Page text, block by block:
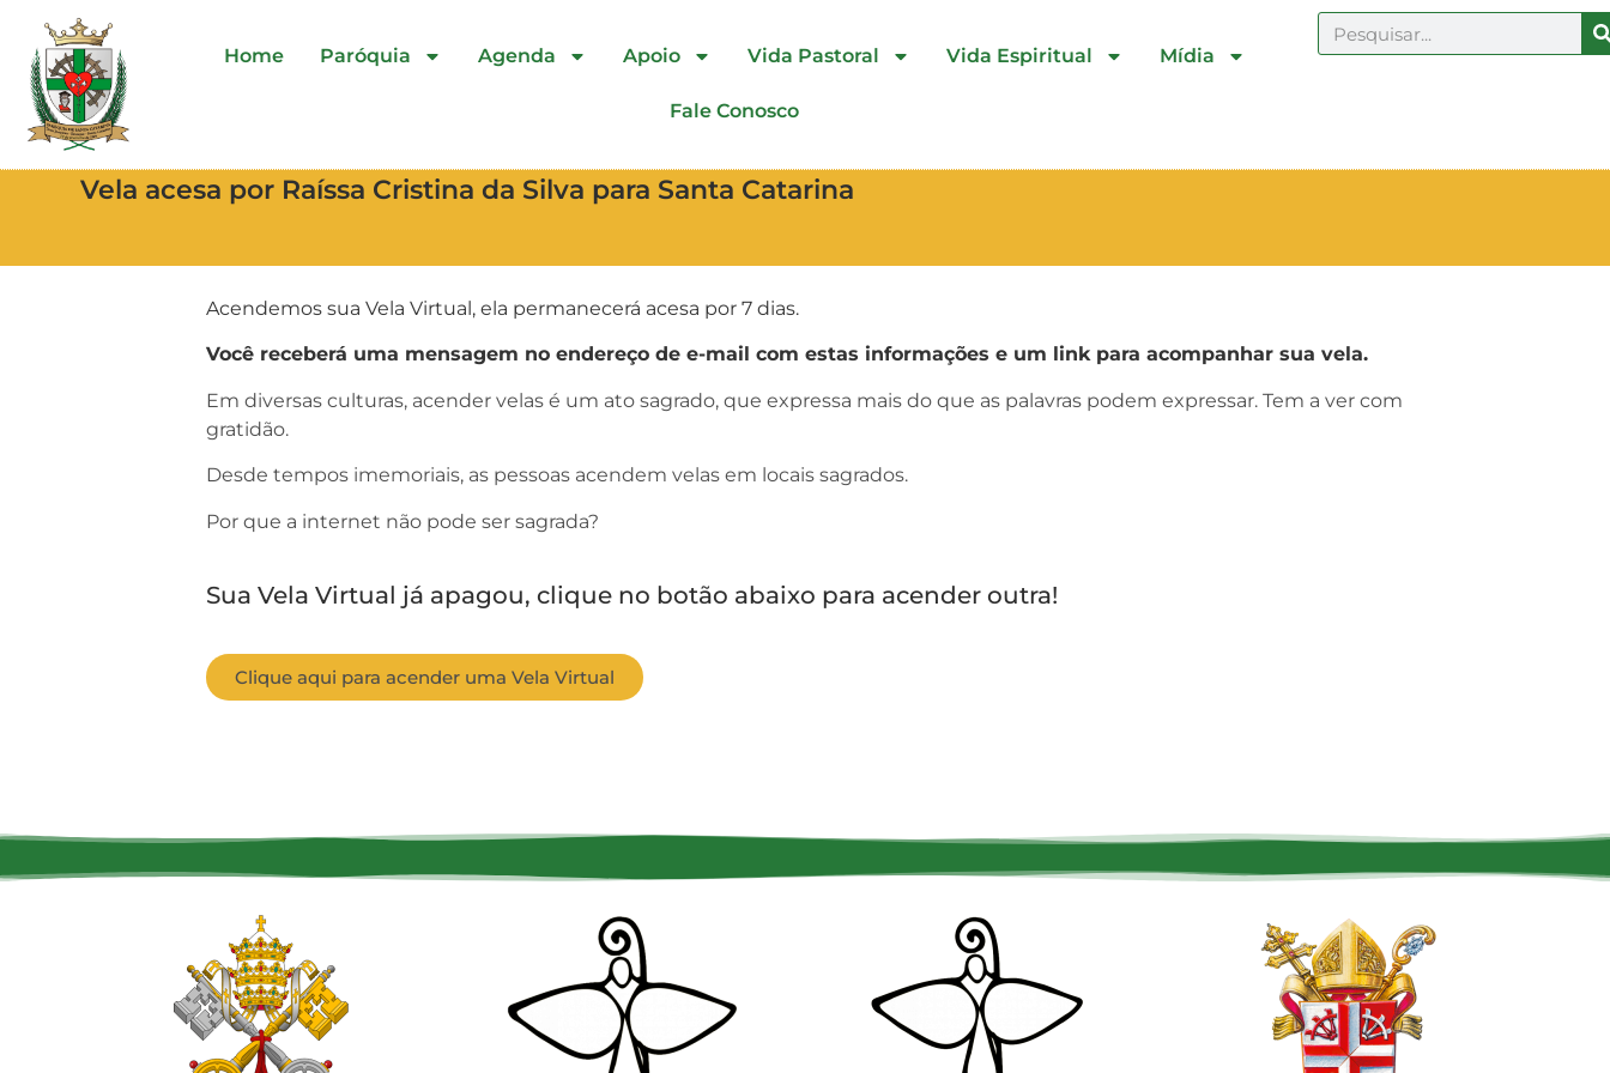
Home Paróquia Agenda Apoio Vida Pastoral Vida Espiritual Mídia
Fale Conosco
Vela acesa por Raíssa Cristina da Silva para Santa Catarina
Acendemos sua Vela Virtual, ela permanecerá acesa por 7 dias.
Você receberá uma mensagem no endereço de e-mail com estas informações e um link para acompanhar sua vela.
Em diversas culturas, acender velas é um ato sagrado, que expressa mais do que as palavras podem expressar. Tem a ver com
gratidão.
Desde tempos imemoriais, as pessoas acendem velas em locais sagrados.
Por que a internet não pode ser sagrada?
Sua Vela Virtual já apagou, clique no botão abaixo para acender outra!
Clique aqui para acender uma Vela Virtual